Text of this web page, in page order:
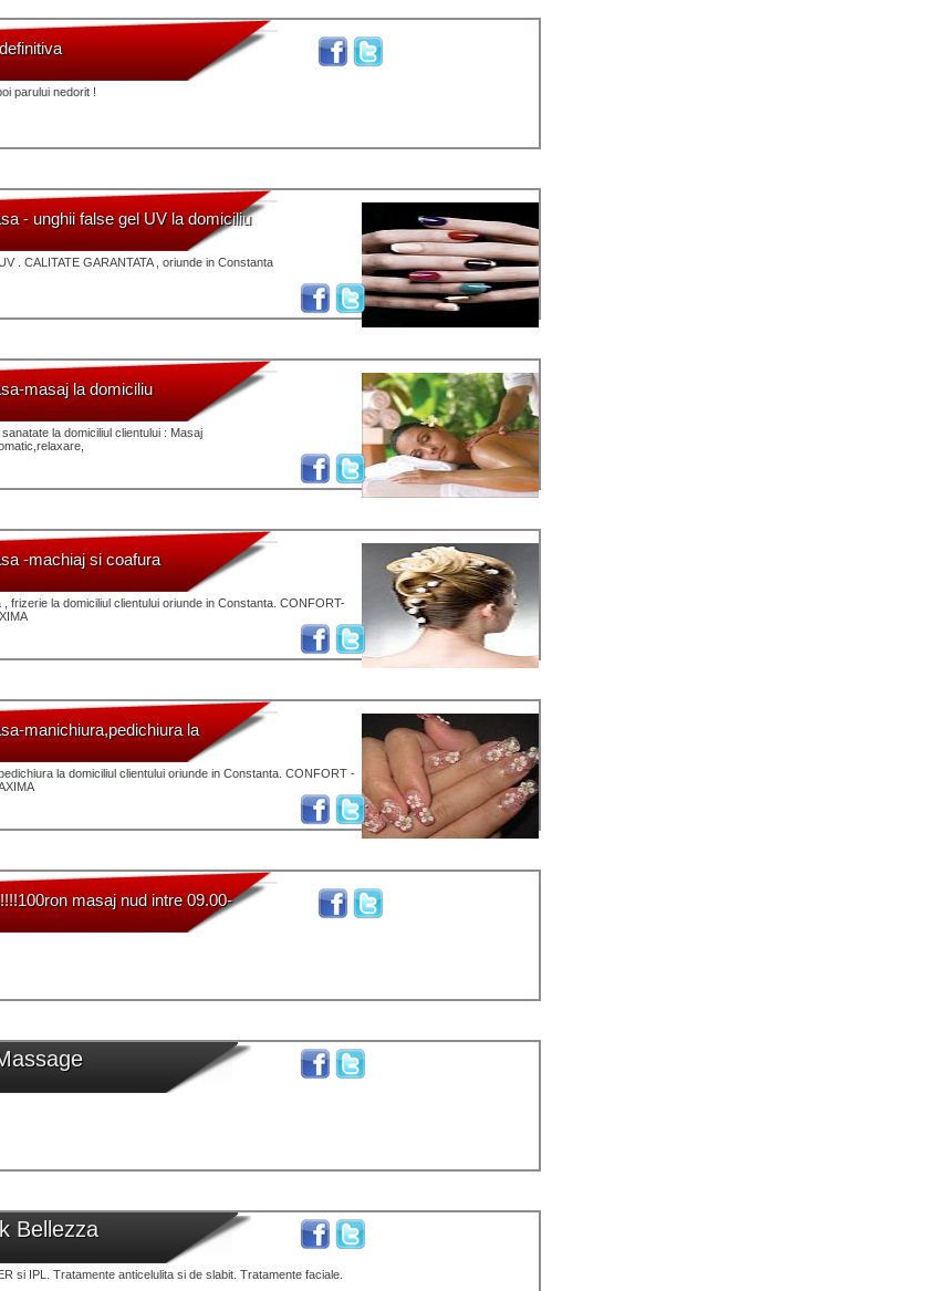
parului nedorit !
- unghii false gel UV la domiciliu
. CALITATE GARANTATA , oriunde in Constanta
masaj la domiciliu
la domiciliul clientului : Masaj
-machiaj si coafura
frizerie la domiciliul clientului oriunde in Constanta. CONFORT-
manichiura,pedichiura la
la domiciliul clientului oriunde in Constanta. CONFORT -
masaj nud intre 09.00-
Bellezza
si IPL. Tratamente anticelulita si de slabit. Tratamente faciale.